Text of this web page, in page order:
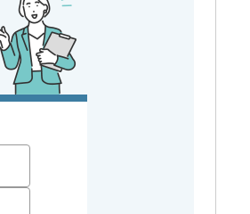
相談ください！
あり